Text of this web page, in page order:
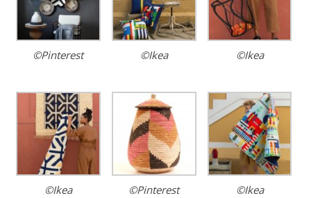
©Pinterest ©Ikea ©Ikea
©Ikea ©Pinterest ©Ikea